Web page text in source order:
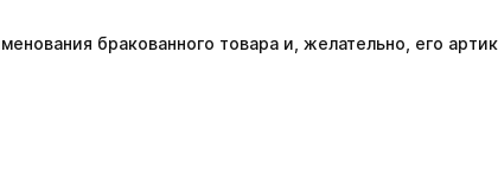
бракованного товара и, желательно, его